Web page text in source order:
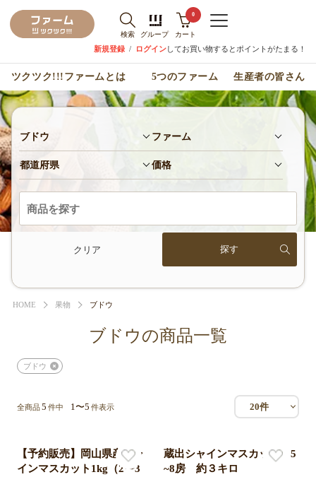
検索 グループ
0
カート
新規登録 / ログインしてお買い物するとポイントがたまる！
ツクツク!!!ファームとは 5つのファーム 生産者の皆さん
ブドウ ファーム
都道府県 価格
クリア
HOME 果物 ブドウ
ブドウの商品一覧
ブドウ
全商品5 件中 1〜5 件表示 20件
【予約販売】岡山県産シャ
インマスカット1kg（2〜3
蔵出シャインマスカット 5
~8房 約３キロ